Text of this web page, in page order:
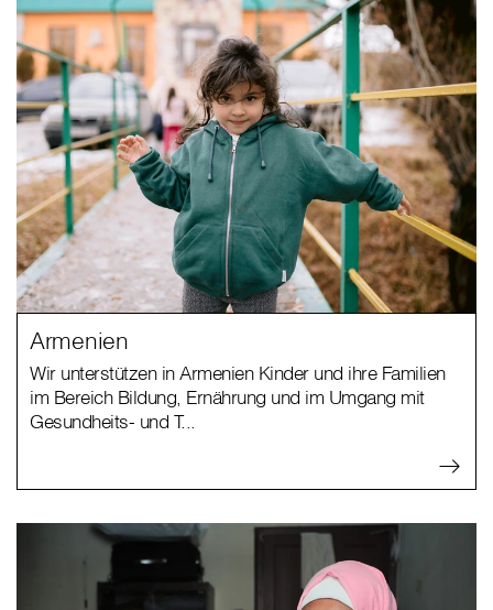
Armenien
Wir unterstützen in Armenien Kinder und ihre Familien
im Bereich Bildung, Ernährung und im Umgang mit
Gesundheits- und T...